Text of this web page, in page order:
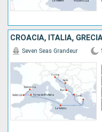
Seven Seas Grandeur